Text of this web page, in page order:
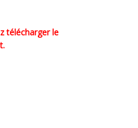
télécharger le